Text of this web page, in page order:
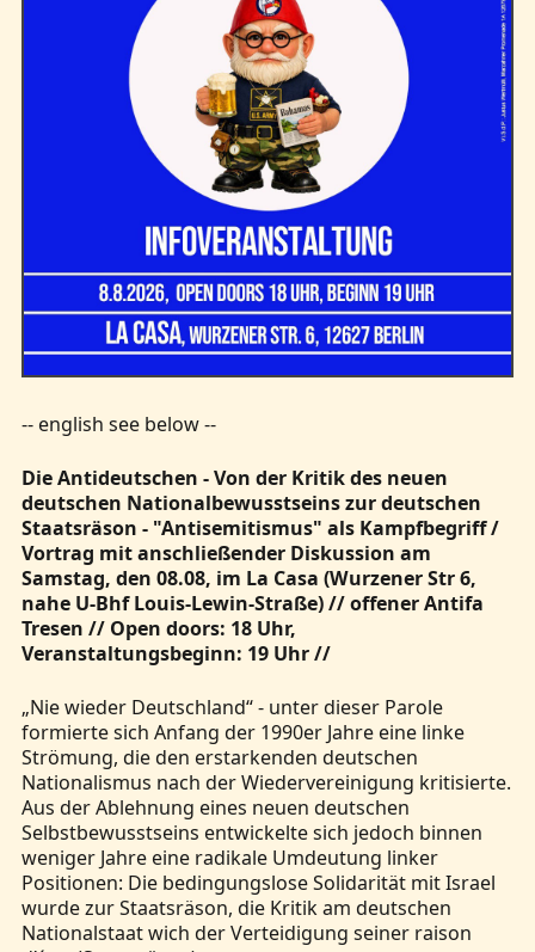
-- english see below --
Die Antideutschen - Von der Kritik des neuen
deutschen Nationalbewusstseins zur deutschen
Staatsräson - "Antisemitismus" als Kampfbegriff /
Vortrag mit anschließender Diskussion am
Samstag, den 08.08, im La Casa (Wurzener Str 6,
nahe U-Bhf Louis-Lewin-Straße) // offener Antifa
Tresen // Open doors: 18 Uhr,
Veranstaltungsbeginn: 19 Uhr //
„Nie wieder Deutschland“ - unter dieser Parole
formierte sich Anfang der 1990er Jahre eine linke
Strömung, die den erstarkenden deutschen
Nationalismus nach der Wiedervereinigung kritisierte.
Aus der Ablehnung eines neuen deutschen
Selbstbewusstseins entwickelte sich jedoch binnen
weniger Jahre eine radikale Umdeutung linker
Positionen: Die bedingungslose Solidarität mit Israel
wurde zur Staatsräson, die Kritik am deutschen
Nationalstaat wich der Verteidigung seiner raison